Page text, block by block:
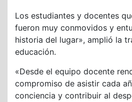
Los estudiantes y docentes
fueron muy conmovidos y
historia del lugar», amplió la
educación.
«Desde el equipo docente
compromiso de asistir cada
conciencia y contribuir al